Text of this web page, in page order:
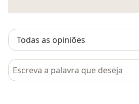
Pesquisar em opiniões